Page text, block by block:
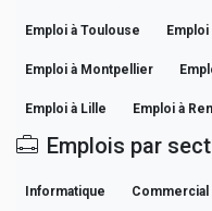
Emploi à Toulouse Emploi
Emploi à Montpellier
Emploi à Lille Emploi à
Emplois par
Informatique Commercial